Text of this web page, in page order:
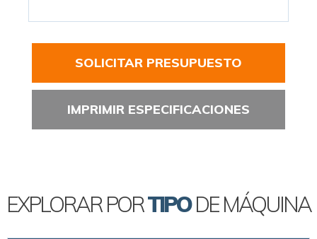
SOLICITAR PRESUPUESTO
IMPRIMIR ESPECIFICACIONES
EXPLORAR PORTIPODE MÁQUINA